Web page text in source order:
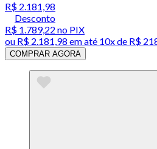
R$ 2.181,98
Desconto
R$ 1.789,22 no PIX
ou R$ 2.181,98 em até 10x de R$
COMPRAR AGORA